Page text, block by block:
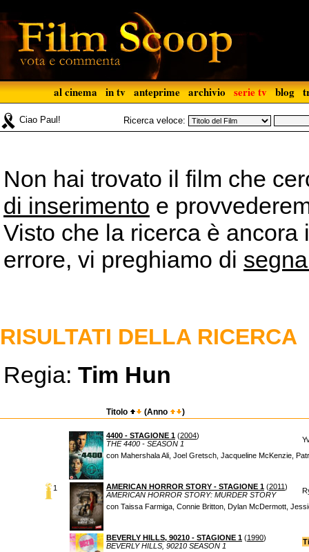
al cinema in tv anteprime archivio serie tv blog
Ciao Paul! Ricerca veloce:
Non hai trovato il film che
di inserimento e
Visto che la ricerca è
errore, vi preghiamo di
RISULTATI DELLA RICERCA
Regia: Tim Hun
Titolo (Anno )
4400 - STAGIONE 1 (2004)
THE 4400 - SEASON 1
con Mahershala Ali, Joel Gretsch, Jacqueline McKenzie,
1 AMERICAN HORROR STORY - STAGIONE 1 (2011)
AMERICAN HORROR STORY: MURDER STORY
con Taissa Farmiga, Connie Britton, Dylan McDermott,
BEVERLY HILLS, 90210 - STAGIONE 1 (1990)
BEVERLY HILLS, 90210 SEASON 1